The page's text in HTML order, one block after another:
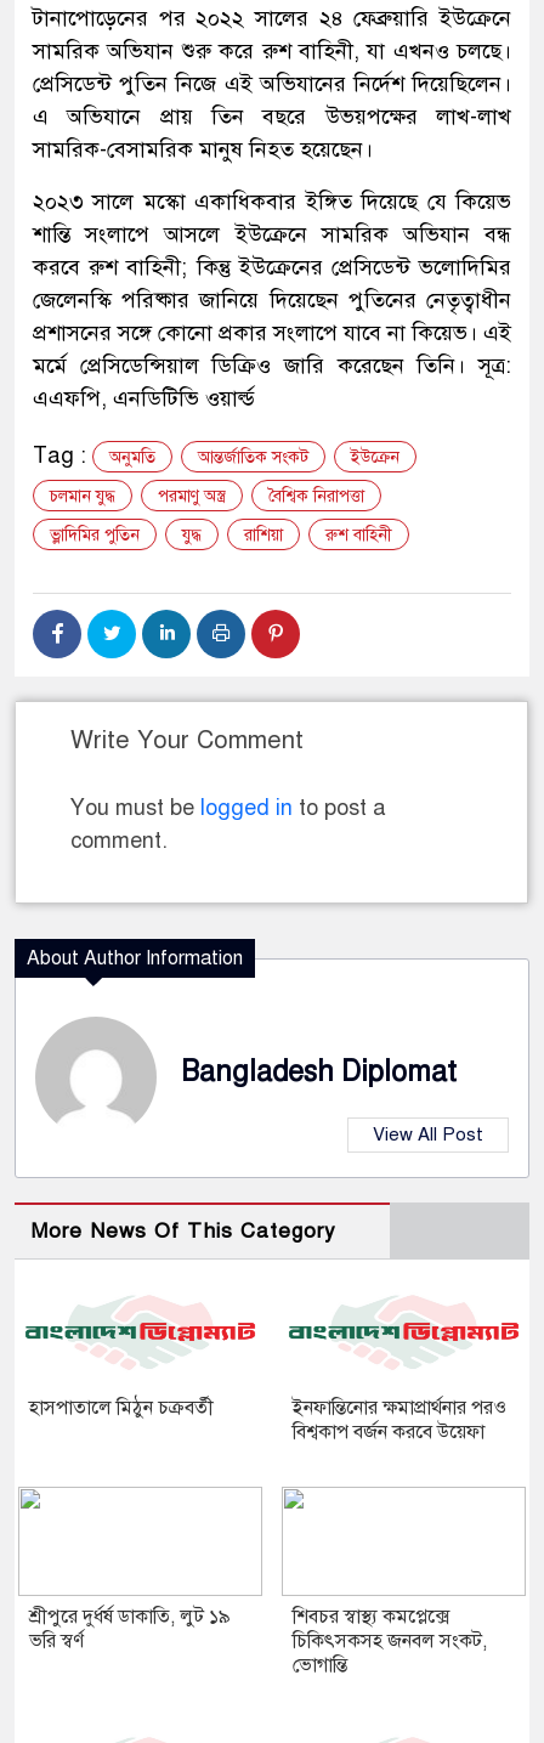
টানাপোড়েনের পর ২০২২ সালের ২৪ ফেব্রুয়ারি ইউক্রেনে
সামরিক অভিযান শুরু করে রুশ বাহিনী, যা এখনও চলছে।
প্রেসিডেন্ট পুতিন নিজে এই অভিযানের নির্দেশ দিয়েছিলেন।
এ অভিযানে প্রায় তিন বছরে উভয়পক্ষের লাখ-লাখ
সামরিক-বেসামরিক মানুষ নিহত হয়েছেন।
২০২৩ সালে মস্কো একাধিকবার ইঙ্গিত দিয়েছে যে কিয়েভ
শান্তি সংলাপে আসলে ইউক্রেনে সামরিক অভিযান বন্ধ
করবে রুশ বাহিনী; কিন্তু ইউক্রেনের প্রেসিডেন্ট ভলোদিমির
জেলেনস্কি পরিষ্কার জানিয়ে দিয়েছেন পুতিনের নেতৃত্বাধীন
প্রশাসনের সঙ্গে কোনো প্রকার সংলাপে যাবে না কিয়েভ। এই
মর্মে প্রেসিডেন্সিয়াল ডিক্রিও জারি করেছেন তিনি। সূত্র:
এএফপি, এনডিটিভি ওয়ার্ল্ড
Tag : অনুমতি আন্তর্জাতিক সংকট
ইউক্রেন
চলমান যুদ্ধ
পরমাণু অস্ত্র
বৈশ্বিক নিরাপত্তা
ভ্লাদিমির পুতিন
যুদ্ধ রাশিয়া রুশ বাহিনী
Write Your Comment
You must be logged in to post a
comment.
About Author Information
Bangladesh Diplomat
View All Post
More News Of This Category
হাসপাতালে মিঠুন চক্রবর্তী
ইনফান্তিনোর ক্ষমাপ্রার্থনার পরও
বিশ্বকাপ বর্জন করবে উয়েফা
শ্রীপুরে দুর্ধর্ষ ডাকাতি, লুট ১৯
ভরি স্বর্ণ
শিবচর স্বাস্থ্য কমপ্লেক্সে
চিকিৎসকসহ জনবল সংকট,
ভোগান্তি